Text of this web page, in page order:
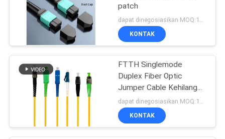
patch
KONTAK
FTTH Singlemode
Duplex Fiber Optic
Jumper Cable Kehilangan
Penyisipan Rendah
KONTAK